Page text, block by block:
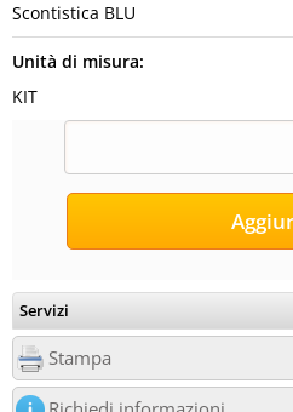
Scontistica BLU
Unità di misura:
KIT
Servizi
Stampa